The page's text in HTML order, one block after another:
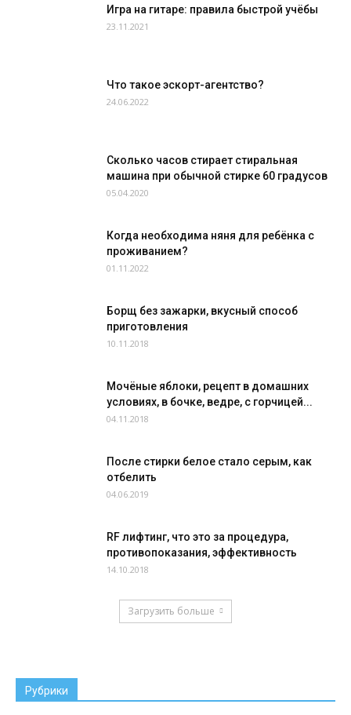
Игра на гитаре: правила быстрой учёбы
23.11.2021
Что такое эскорт-агентство?
24.06.2022
Сколько часов стирает стиральная
машина при обычной стирке 60 градусов
05.04.2020
Когда необходима няня для ребёнка с
проживанием?
01.11.2022
Борщ без зажарки, вкусный способ
приготовления
10.11.2018
Мочёные яблоки, рецепт в домашних
условиях, в бочке, ведре, с горчицей...
04.11.2018
После стирки белое стало серым, как
отбелить
04.06.2019
RF лифтинг, что это за процедура,
противопоказания, эффективность
14.10.2018
Загрузить больше
Рубрики